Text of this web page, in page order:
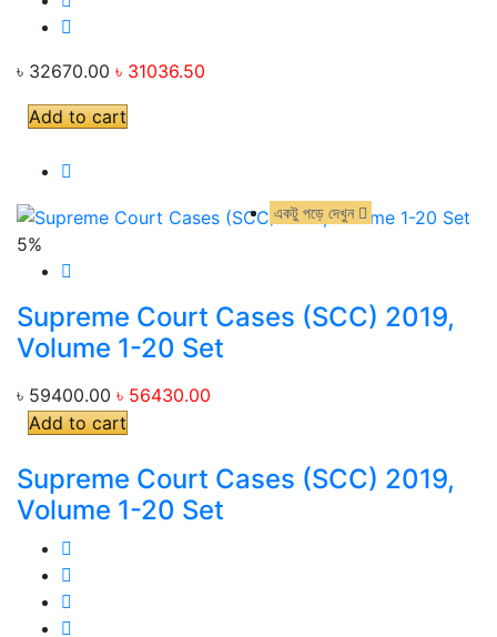
৳ 32670.00 ৳ 31036.50
Add to cart
5%
একটু পড়ে দেখুন
Supreme Court Cases (SCC) 2019,
Volume 1-20 Set
৳ 59400.00 ৳ 56430.00
Add to cart
Supreme Court Cases (SCC) 2019,
Volume 1-20 Set
একটু পড়ে দেখুন